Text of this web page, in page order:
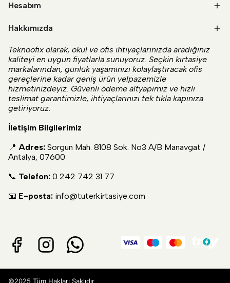
Hesabım
Hakkımızda
Teknoofix olarak, okul ve ofis ihtiyaçlarınızda aradığınız
kaliteyi en uygun fiyatlarla sunuyoruz. Seçkin kırtasiye
markalarından, günlük yaşamınızı kolaylaştıracak ofis
gereçlerine kadar geniş ürün yelpazemizle
hizmetinizdeyiz. Güvenli ödeme altyapımız ve hızlı
teslimat garantimizle, ihtiyaçlarınızı tek tıkla kapınıza
getiriyoruz.
İletişim Bilgilerimiz
📍 Adres: Sorgun Mah. 8108 Sok. No3 A/B Manavgat /
Antalya, 07600
📞 Telefon: 0 242 742 31 77
📧 E-posta: info@tuterkirtasiye.com
©2025 Tüm Hakları Saklıdır